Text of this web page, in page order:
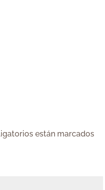
están marcados